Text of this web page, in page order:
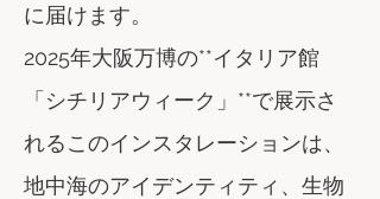
に届けます。
2025年大阪万博の**イタリア館
「シチリアウィーク」**で展示さ
れるこのインスタレーションは、
地中海のアイデンティティ、生物